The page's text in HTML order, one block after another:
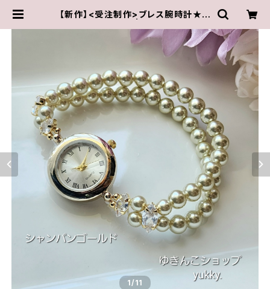
【新作】<受注制作>ブレス腕時計★シ
（yukky.）アクセサリーショップ
1/11